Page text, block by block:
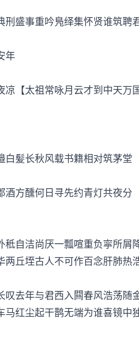
事重吟鳬绎集怀贤谁筑聘
年
太祖常咏月云才到中天万
髪长秋风载书籍相对筑茅堂
方醺何日寻先约青灯共夜分
自洁尚厌一瓢喧重负寜所屑
丘垤古人不可作百念肝肺热
年与君西入闗春风浩荡随
红尘起干鹊无端为谁喜镜中